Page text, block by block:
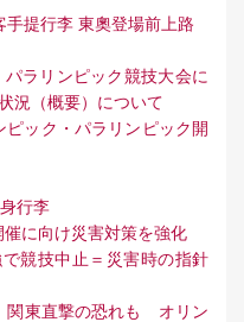
手提行李 東奧登場前上路
ラリンピック競技大会に
況（概要）について
ック・パラリンピック開
行李
催に向け災害対策を強化
競技中止＝災害時の指針
東直撃の恐れも オリン